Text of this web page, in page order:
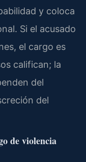
y coloca
Si el acusado
el cargo es
califican; la
del
del
de violencia